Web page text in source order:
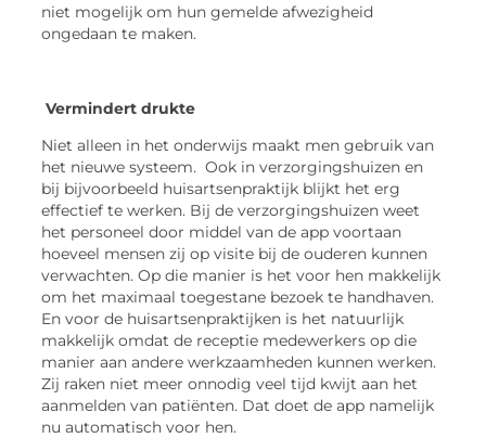
niet mogelijk om hun gemelde afwezigheid
ongedaan te maken.
Vermindert drukte
Niet alleen in het onderwijs maakt men gebruik van
het nieuwe systeem. Ook in verzorgingshuizen en
bij bijvoorbeeld huisartsenpraktijk blijkt het erg
effectief te werken. Bij de verzorgingshuizen weet
het personeel door middel van de app voortaan
hoeveel mensen zij op visite bij de ouderen kunnen
verwachten. Op die manier is het voor hen makkelijk
om het maximaal toegestane bezoek te handhaven.
En voor de huisartsenpraktijken is het natuurlijk
makkelijk omdat de receptie medewerkers op die
manier aan andere werkzaamheden kunnen werken.
Zij raken niet meer onnodig veel tijd kwijt aan het
aanmelden van patiënten. Dat doet de app namelijk
nu automatisch voor hen.